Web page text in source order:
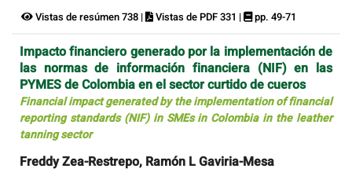
Vistas de resúmen 738 | Vistas de PDF 331 | pp. 49-71
Impacto financiero generado por la implementación de
las normas de información financiera (NIF) en las
PYMES de Colombia en el sector curtido de cueros
Financial impact generated by the implementation of financial
reporting standards (NIF) in SMEs in Colombia in the leather
tanning sector
Freddy Zea-Restrepo, Ramón L Gaviria-Mesa